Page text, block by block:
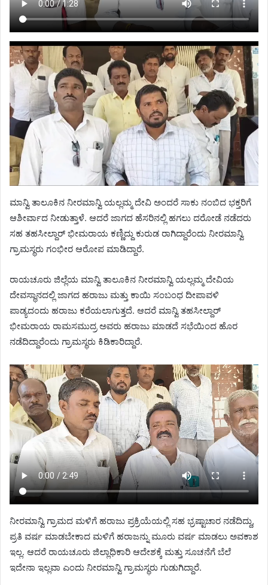
ಮಾನ್ವಿ ತಾಲೂಕಿನ ನೀರಮಾನ್ವಿ ಯಲ್ಲಮ್ಮ ದೇವಿ ಅಂದರೆ ಸಾಕು ನಂಬಿದ ಭಕ್ತರಿಗೆ
ಆಶೀರ್ವಾದ ನೀಡುತ್ತಾಳೆ. ಆದರೆ ಜಾಗದ ಹೆಸರಿನಲ್ಲಿ ಹಗಲು ದರೋಡೆ ನಡೆದರು
ಸಹ ತಹಸೀಲ್ದಾರ್ ಭೀಮರಾಯ ಕಣ್ಣಿದ್ದು ಕುರುಡ ರಾಗಿದ್ದಾರೆಂದು ನೀರಮಾನ್ವಿ
ಗ್ರಾಮಸ್ಥರು ಗಂಭೀರ ಆರೋಪ ಮಾಡಿದ್ದಾರೆ.
ರಾಯಚೂರು ಜಿಲ್ಲೆಯ ಮಾನ್ವಿ ತಾಲೂಕಿನ ನೀರಮಾನ್ವಿ ಯಲ್ಲಮ್ಮ ದೇವಿಯ
ದೇವಸ್ಥಾನದಲ್ಲಿ ಜಾಗದ ಹರಾಜು ಮತ್ತು ಕಾಯಿ ಸಂಬಂಧ ದೀಪಾವಳಿ
ಪಾಡ್ಯದಂದು ಹರಾಜು ಕರೆಯಲಾಗುತ್ತದೆ. ಆದರೆ ಮಾನ್ವಿ ತಹಸೀಲ್ದಾರ್
ಭೀಮರಾಯ ರಾಮಸಮುದ್ರ ಅವರು ಹರಾಜು ಮಾಡದೆ ಸಭೆಯಿಂದ ಹೊರ
ನಡೆದಿದ್ದಾರೆಂದು ಗ್ರಾಮಸ್ಥರು ಕಿಡಿಕಾರಿದ್ದಾರೆ.
ನೀರಮಾನ್ವಿ ಗ್ರಾಮದ ಮಳಿಗೆ ಹರಾಜು ಪ್ರಕ್ರಿಯೆಯಲ್ಲಿ ಸಹ ಭ್ರಷ್ಟಾಚಾರ ನಡೆದಿದ್ದು,
ಪ್ರತಿ ವರ್ಷ ಮಾಡಬೇಕಾದ ಮಳಿಗೆ ಹರಾಜನ್ನು ಮೂರು ವರ್ಷ ಮಾಡಲು ಅವಕಾಶ
ಇಲ್ಲ. ಆದರೆ ರಾಯಚೂರು ಜಿಲ್ಲಾಧಿಕಾರಿ ಆದೇಶಕ್ಕೆ ಮತ್ತು ಸೂಚನೆಗೆ ಬೆಲೆ
ಇದೇನಾ ಇಲ್ಲವಾ ಎಂದು ನೀರಮಾನ್ವಿ ಗ್ರಾಮಸ್ಥರು ಗುಡುಗಿದ್ದಾರೆ.